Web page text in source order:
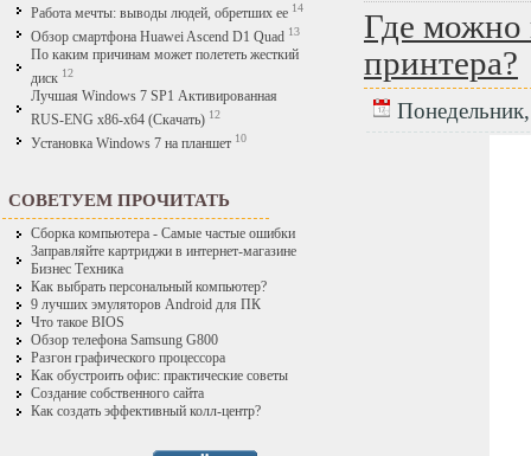
Работа мечты: выводы людей, обретших ее 14
Обзор смартфона Huawei Ascend D1 Quad 13
По каким причинам может полететь жесткий
диск 12
Лучшая Windows 7 SP1 Активированная
RUS-ENG x86-x64 (Скачать) 12
Установка Windows 7 на планшет 10
СОВЕТУЕМ ПРОЧИТАТЬ
Сборка компьютера - Самые частые ошибки
Заправляйте картриджи в интернет-магазине
Бизнес Техника
Как выбрать персональный компьютер?
9 лучших эмуляторов Android для ПК
Что такое BIOS
Обзор телефона Samsung G800
Разгон графического процессора
Как обустроить офис: практические советы
Создание собственного сайта
Как создать эффективный колл-центр?
Где можно
принтера?